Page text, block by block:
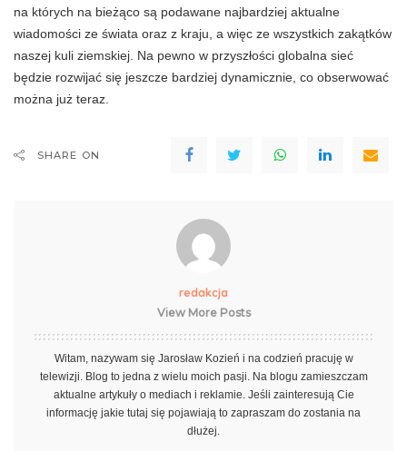
na których na bieżąco są podawane najbardziej aktualne
wiadomości ze świata oraz z kraju, a więc ze wszystkich zakątków
naszej kuli ziemskiej. Na pewno w przyszłości globalna sieć
będzie rozwijać się jeszcze bardziej dynamicznie, co obserwować
można już teraz.
SHARE ON
redakcja
View More Posts
Witam, nazywam się Jarosław Kozień i na codzień pracuję w
telewizji. Blog to jedna z wielu moich pasji. Na blogu zamieszczam
aktualne artykuły o mediach i reklamie. Jeśli zainteresują Cie
informację jakie tutaj się pojawiają to zapraszam do zostania na
dłużej.